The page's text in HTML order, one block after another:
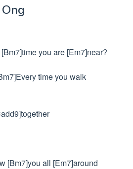
you are [Em7]near?
time you walk
[Bm7]you all [Em7]around